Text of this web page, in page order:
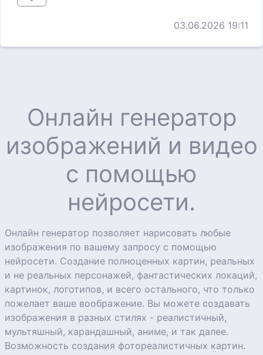
03.06.2026 19:11
Онлайн генератор
изображений и видео
с помощью
нейросети.
Онлайн генератор позволяет нарисовать любые
изображения по вашему запросу с помощью
нейросети. Создание полноценных картин, реальных
и не реальных персонажей, фантастических локаций,
картинок, логотипов, и всего остального, что только
пожелает ваше воображение. Вы можете создавать
изображения в разных стилях - реалистичный,
мультяшный, карандашный, аниме, и так далее.
Возможность создания фотореалистичных картин.